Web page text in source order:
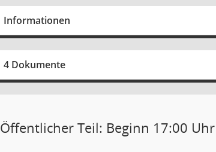
Informationen
4 Dokumente
Öffentlicher Teil: Beginn 17:00 Uhr